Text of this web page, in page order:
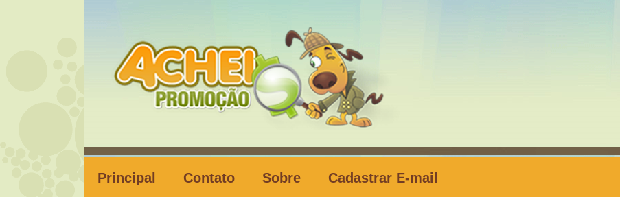
Principal Contato Sobre Cadastrar E-mail